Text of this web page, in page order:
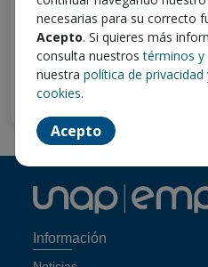
¿No
necesarias para su correcto
Acepto. Si quieres más
consulta nuestrostérminos y
nuestra política de privacidad
cookies.
Acepto
Información